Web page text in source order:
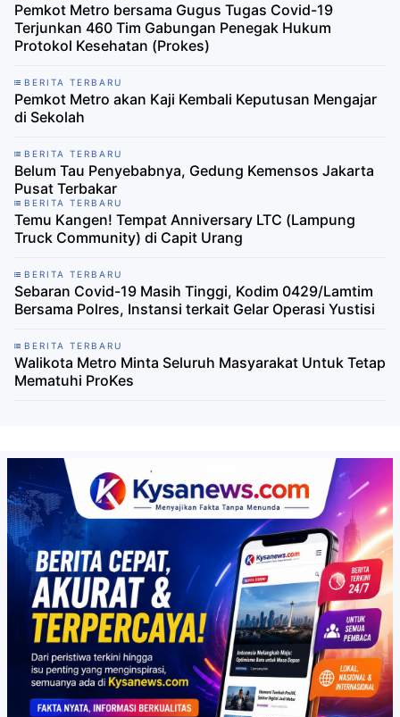
Pemkot Metro bersama Gugus Tugas Covid-19
Terjunkan 460 Tim Gabungan Penegak Hukum
Protokol Kesehatan (Prokes)
BERITA TERBARU
Pemkot Metro akan Kaji Kembali Keputusan Mengajar
di Sekolah
BERITA TERBARU
Belum Tau Penyebabnya, Gedung Kemensos Jakarta
Pusat Terbakar
BERITA TERBARU
Temu Kangen! Tempat Anniversary LTC (Lampung
Truck Community) di Capit Urang
BERITA TERBARU
Sebaran Covid-19 Masih Tinggi, Kodim 0429/Lamtim
Bersama Polres, Instansi terkait Gelar Operasi Yustisi
BERITA TERBARU
Walikota Metro Minta Seluruh Masyarakat Untuk Tetap
Mematuhi ProKes